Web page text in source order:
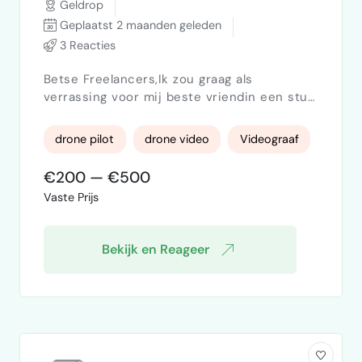
Geldrop
Geplaatst 2 maanden geleden
3 Reacties
Betse Freelancers,Ik zou graag als
verrassing voor mij beste vriendin een stuk
dit mogelijk? En wat zijn hier de kosten
van? Ik heb het laatst gezien bij een
bruiloft. Als jij een videograaf / dronepiloot
bent die dit kan doen neem contact met
drone pilot drone video Videograaf
€200 — €500
Vaste Prijs
Bekijk en Reageer